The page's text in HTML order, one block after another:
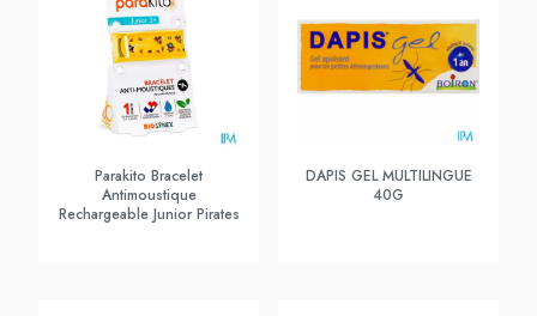
Parakito Bracelet
Antimoustique
Rechargeable Junior Pirates
DAPIS GEL MULTILINGUE
40G